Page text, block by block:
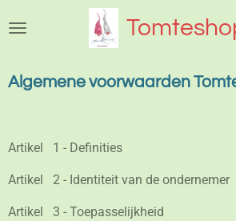
direct
de
hoofdinhoud
Algemene voorwaarden
Artikel 1 - Definities
Artikel 2 - Identiteit van de ondernemer
Artikel 3 - Toepasselijkheid